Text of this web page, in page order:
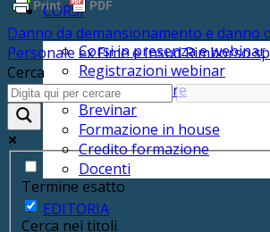
CORSI
Corsi in presenza e webinar
Registrazioni webinar
Obiettivo 40 ore
Brevinar
Formazione in house
Credito formazione
Docenti
EDITORIA
Danno da demansionamento e danno
Personale ex Fime e Insud Rimborso
Cerca
Termine esatto
Cerca nei titoli